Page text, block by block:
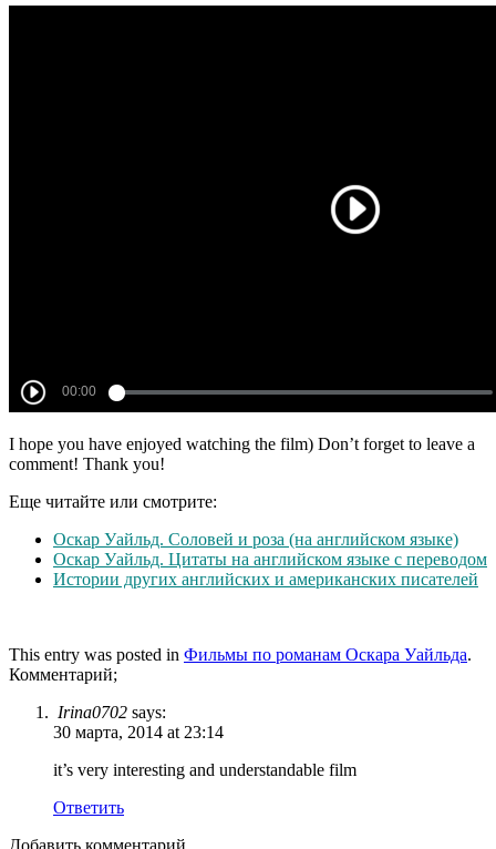
I hope you have enjoyed watching the film) Don’t forget to leave a
comment! Thank you!
Еще читайте или смотрите:
Оскар Уайльд. Соловей и роза (на английском языке)
Оскар Уайльд. Цитаты на английском языке с переводом
Истории других английских и американских писателей
This entry was posted in Фильмы по романам Оскара Уайльда.
Комментарий;
Irina0702 says:
30 марта, 2014 at 23:14
it’s very interesting and understandable film
Ответить
Добавить комментарий